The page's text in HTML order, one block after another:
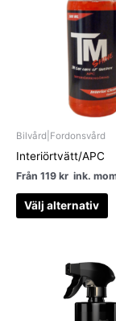
Bilvård|Fordonsvård
Interiörtvätt/APC
Från 119 kr ink.
Välj alternativ